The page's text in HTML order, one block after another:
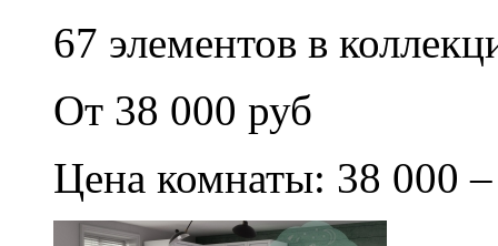
67 элементов в
От 38 000 руб
Цена комнаты: 38 000